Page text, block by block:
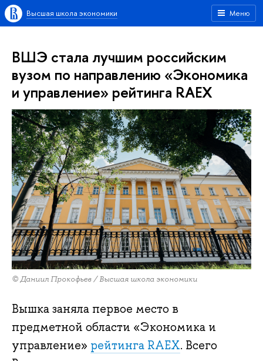
Меню
Высшая школа экономики
ВШЭ стала лучшим российским
вузом по направлению «Экономика
и управление» рейтинга RAEX
© Даниил Прокофьев / Высшая школа экономики
Вышка заняла первое место в
предметной области «Экономика и
управление» рейтинга RAEX. Всего